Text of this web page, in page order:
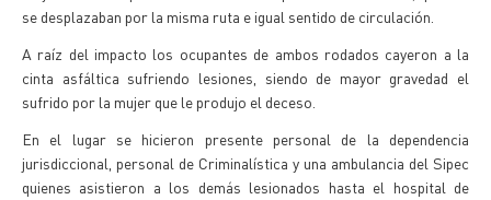
se desplazaban por la misma ruta e igual sentido de circulación.
A raíz del impacto los ocupantes de ambos rodados cayeron a la
cinta asfáltica sufriendo lesiones, siendo de mayor gravedad el
sufrido por la mujer que le produjo el deceso.
En el lugar se hicieron presente personal de la dependencia
jurisdiccional, personal de Criminalística y una ambulancia del Sipec
quienes asistieron a los demás lesionados hasta el hospital de